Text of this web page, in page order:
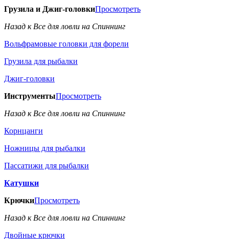
Грузила и Джиг-головкиПросмотреть
Назад к Все для ловли на Спиннинг
Вольфрамовые головки для форели
Грузила для рыбалки
Джиг-головки
ИнструментыПросмотреть
Назад к Все для ловли на Спиннинг
Корнцанги
Ножницы для рыбалки
Пассатижи для рыбалки
Катушки
КрючкиПросмотреть
Назад к Все для ловли на Спиннинг
Двойные крючки